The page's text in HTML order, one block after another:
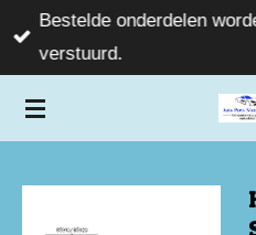
Ga
direct
de
Bestelde onderdelen
verstuurd.